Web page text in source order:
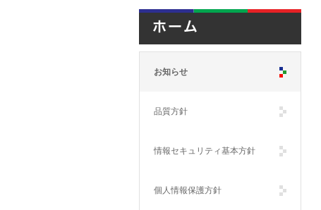
ム
ホーム
お知らせ
品質方針
情報セキュリティ基本方針
個人情報保護方針